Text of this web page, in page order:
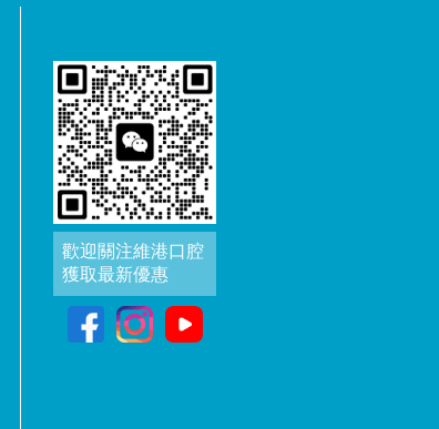
歡迎關注維港口腔
獲取最新優惠